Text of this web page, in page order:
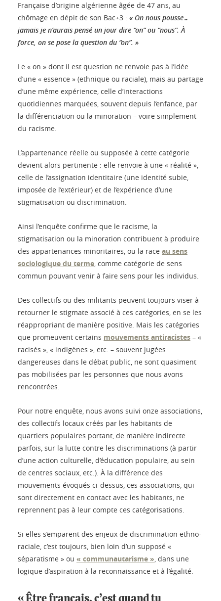
Française d’origine algérienne âgée de 47 ans, au
chômage en dépit de son Bac+3 : « On nous pousse…
jamais je n’aurais pensé un jour dire “on” ou “nous”. À
force, on se pose la question du “on”. »
Le « on » dont il est question ne renvoie pas à l’idée
d’une « essence » (ethnique ou raciale), mais au partage
d’une même expérience, celle d’interactions
quotidiennes marquées, souvent depuis l’enfance, par
la différenciation ou la minoration – voire simplement
du racisme.
L’appartenance réelle ou supposée à cette catégorie
devient alors pertinente : elle renvoie à une « réalité »,
celle de l’assignation identitaire (une identité subie,
imposée de l’extérieur) et de l’expérience d’une
stigmatisation ou discrimination.
Ainsi l’enquête confirme que le racisme, la
stigmatisation ou la minoration contribuent à produire
des appartenances minoritaires, ou la race au sens
sociologique du terme, comme catégorie de sens
commun pouvant venir à faire sens pour les individus.
Des collectifs ou des militants peuvent toujours viser à
retourner le stigmate associé à ces catégories, en se les
réappropriant de manière positive. Mais les catégories
que promeuvent certains mouvements antiracistes – «
racisés », « indigènes », etc. – souvent jugées
dangereuses dans le débat public, ne sont quasiment
pas mobilisées par les personnes que nous avons
rencontrées.
Pour notre enquête, nous avons suivi onze associations,
des collectifs locaux créés par les habitants de
quartiers populaires portant, de manière indirecte
parfois, sur la lutte contre les discriminations (à partir
d’une action culturelle, d’éducation populaire, au sein
de centres sociaux, etc.). À la différence des
mouvements évoqués ci-dessus, ces associations, qui
sont directement en contact avec les habitants, ne
reprennent pas à leur compte ces catégorisations.
Si elles s’emparent des enjeux de discrimination ethno-
raciale, c’est toujours, bien loin d’un supposé «
séparatisme » ou « communautarisme », dans une
logique d’aspiration à la reconnaissance et à l’égalité.
« Être français, c’est quand tu